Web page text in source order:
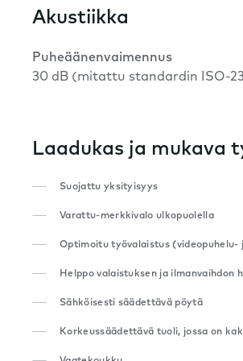
Akustiikka
Puheäänenvaimennus
30 dB (mitattu standardin ISO-
Laadukas ja mukava
Suojattu yksityisyys
Varattu-merkkivalo ulkopuolella
Optimoitu työvalaistus (videopuhelu-
Helppo valaistuksen ja ilmanvaihdon
Sähköisesti säädettävä pöytä
Korkeussäädettävä tuoli, jossa on